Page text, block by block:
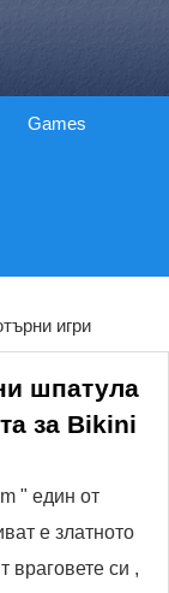
Games
игри
шпатула
за Bikini
" един от
е златното
враговете си ,